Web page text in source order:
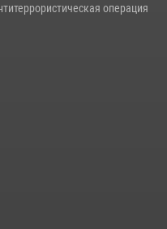
операция